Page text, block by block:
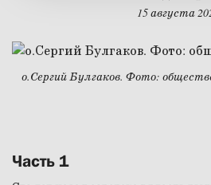
15 августа
о.Сергий Булгаков. Фото:
Часть 1